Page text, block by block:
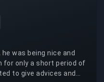
was being nice and
for only a short period of
to give advices and